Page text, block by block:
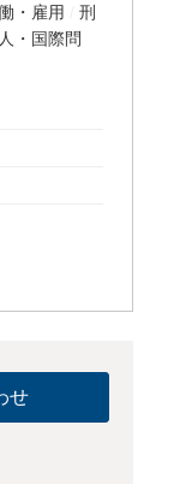
・雇用
刑
・国際問
せ